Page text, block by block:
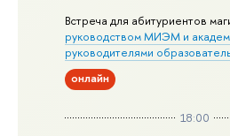
Встреча для абитуриентов
руководством МИЭМ и
руководителями
онлайн
18:00